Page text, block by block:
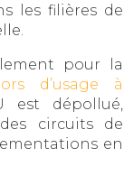
les filières de
pour la
d’usage à
est dépollué,
circuits de
en